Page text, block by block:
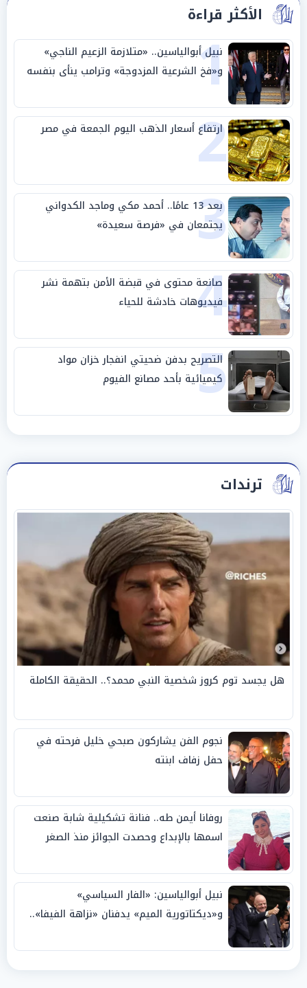
الأكثر قراءة
1
نبيل أبوالياسين.. «متلازمة الزعيم الناجي»
و«فخ الشرعية المزدوجة» وترامب ينأى بنفسه
وحليفه في «ميتم استراتيجي»
2
ارتفاع أسعار الذهب اليوم الجمعة في مصر
3 بعد 13 عامًا.. أحمد مكي وماجد الكدواني
يجتمعان في «فرصة سعيدة»
4
صانعة محتوى في قبضة الأمن بتهمة نشر
فيديوهات خادشة للحياء
5
التصريح بدفن ضحيتي انفجار خزان مواد
كيميائية بأحد مصانع الفيوم
ترندات
هل يجسد توم كروز شخصية النبي محمد؟.. الحقيقة الكاملة
نجوم الفن يشاركون صبحي خليل فرحته في
حفل زفاف ابنته
روفانا أيمن طه.. فنانة تشكيلية شابة صنعت
اسمها بالإبداع وحصدت الجوائز منذ الصغر
نبيل أبوالياسين: «الفار السياسي»
و«ديكتاتورية الميم» يدفنان «نزاهة الفيفا»..